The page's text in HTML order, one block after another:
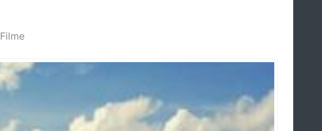
Filme